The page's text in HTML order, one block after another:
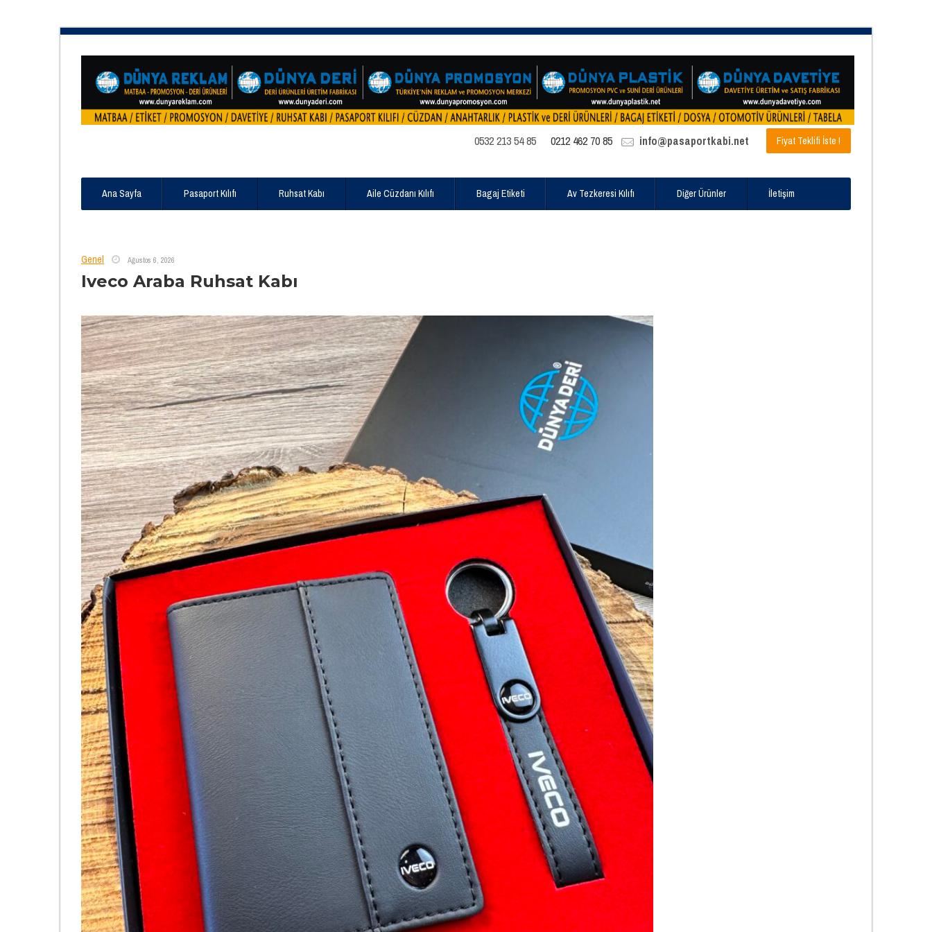
0532 213 54 85 0212 462 70 85 info@pasaportkabi.net Fiyat Teklifi İste !
Ana Sayfa Pasaport Kılıfı Ruhsat Kabı Aile Cüzdanı Kılıfı Bagaj Etiketi Av Tezkeresi Kılıfı Diğer Ürünler İletişim
Genel Ağustos 6, 2026
Iveco Araba Ruhsat Kabı